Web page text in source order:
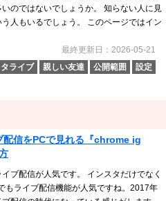
のではないでしょうか。 知らない人に見
人もいるでしょう。 このページではイン
最終更新日：2026-05-21
ライブ
親しい友達 公開範囲 設定
配信をPCで見れる『chrome ig
ブ配信が人気です。 インスタだけでなく
もライブ配信機能が人気ですね。2017年